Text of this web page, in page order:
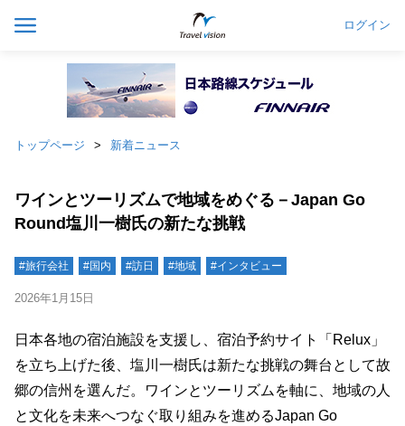
ログイン
トップページ 新着ニュース
ワインとツーリズムで地域をめぐる－Japan Go
Round塩川一樹氏の新たな挑戦
#旅行会社 #国内 #訪日 #地域 #インタビュー
2026年1月15日
日本各地の宿泊施設を支援し、宿泊予約サイト「Relux」
を立ち上げた後、塩川一樹氏は新たな挑戦の舞台として故
郷の信州を選んだ。ワインとツーリズムを軸に、地域の人
と文化を未来へつなぐ取り組みを進めるJapan Go